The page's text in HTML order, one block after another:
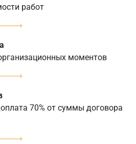
работ
моментов
70% от суммы договора